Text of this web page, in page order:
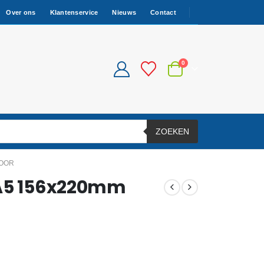
Over ons Klantenservice Nieuws Contact
0
ZOEKEN
156x220mm